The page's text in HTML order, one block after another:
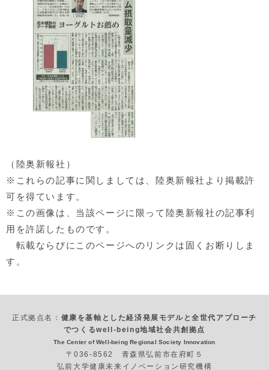
（陸奥新報社）
※これらの記事に関しましては、陸奥新報社より掲載許
可を得ています。
※この画像は、当該ページに限って陸奥新報社の記事利
用を許諾したものです。
転載ならびにこのページへのリンクは固くお断りしま
す。
正式拠点名： 健康を基軸とした経済発展モデルと全世代アプローチ
でつくるwell-being地域社会共創拠点
The Center of Well-being Regional Society Innovation
〒036-8562 青森県弘前市在府町５
弘前大学健康未来イノベーション研究機構